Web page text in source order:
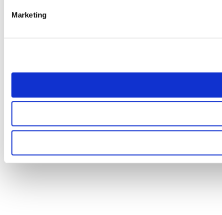
Marketing